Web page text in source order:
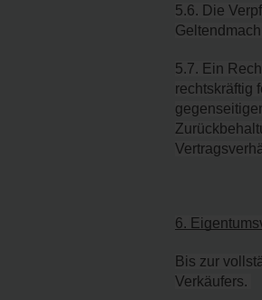
5.6. Die
5.7. Ein
rechtskräftig
6.
Bis zur
Verkäufers.